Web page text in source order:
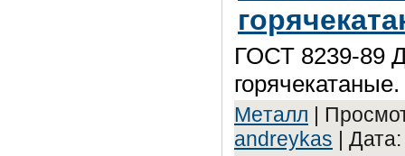
ГОСТ 8239-89
Meтaлл |
andreykas |